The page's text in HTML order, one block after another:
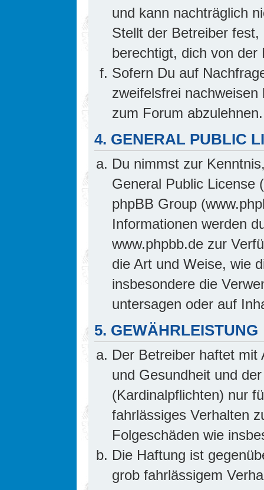
und kann nachträglich
Stellt der Betreiber
berechtigt, dich von
Sofern Du auf
zweifelsfrei
zum Forum abzulehnen.
4. GENERAL PUBLIC
Du nimmst zur
General Public License
phpBB Group
Informationen werden
www.phpbb.de zur
die Art und Weise, wie
insbesondere die
untersagen oder auf
5. GEWÄHRLEISTUNG
Der Betreiber haftet mit
und Gesundheit und
(Kardinalpflichten) nur
fahrlässiges Verhalten
Folgeschäden wie
Die Haftung ist
grob fahrlässigem